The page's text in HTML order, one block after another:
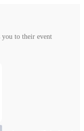
to their event